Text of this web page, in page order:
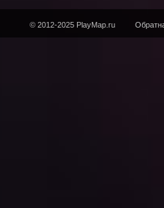
© 2012-2025 PlayMap.ru